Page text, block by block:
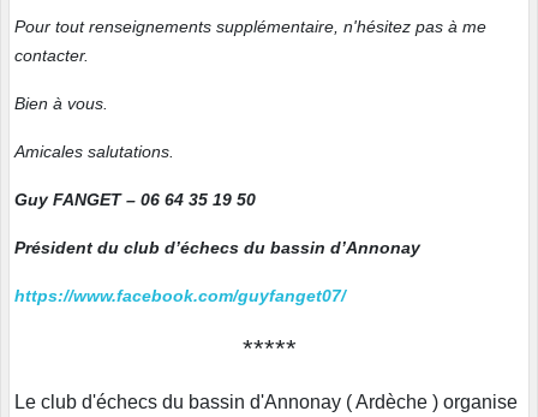
Pour tout renseignements supplémentaire, n'hésitez pas à me
contacter.
Bien à vous.
Amicales salutations.
Guy FANGET – 06 64 35 19 50
Président du club d’échecs du bassin d’Annonay
https://www.facebook.com/guyfanget07/
*****
Le club d'échecs du bassin d'Annonay ( Ardèche ) organise